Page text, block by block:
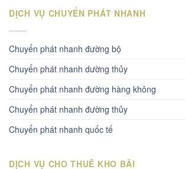
DỊCH VỤ CHUYỂN PHÁT NHANH
Chuyển phát nhanh đường bộ
Chuyển phát nhanh dường thủy
Chuyển phát nhanh đường hàng không
Chuyển phát nhanh đường thủy
Chuyển phát nhanh quốc tế
DỊCH VỤ CHO THUÊ KHO BÃI